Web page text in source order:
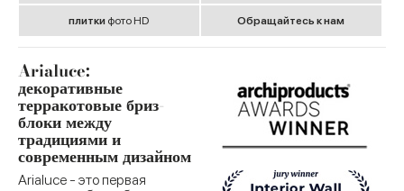
плитки фото HD Обращайтесь к нам
Arialuce:
декоративные
терракотовые бриз-
блоки между
традициями и
современным дизайном
Arialuce - это первая